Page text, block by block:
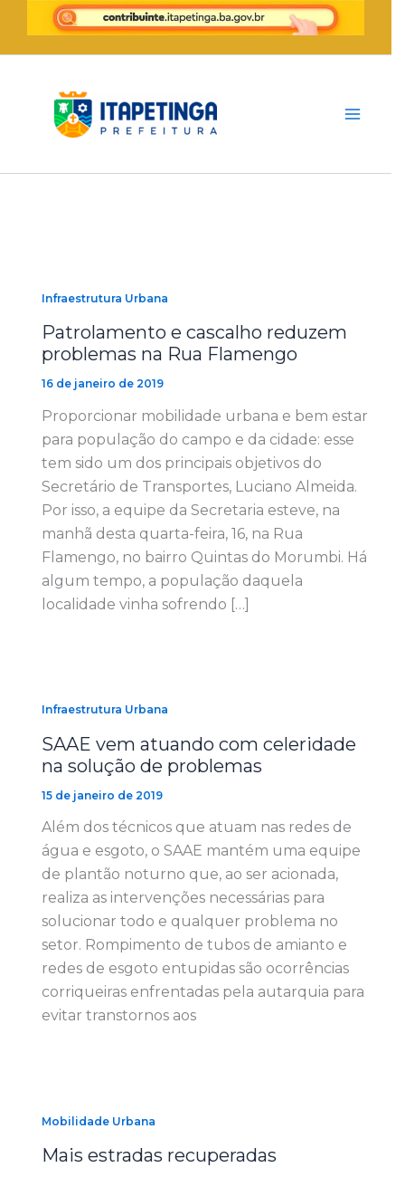
para
conteúdo
Infraestrutura Urbana
Patrolamento e cascalho reduzem
problemas na Rua Flamengo
16 de janeiro de 2019
Proporcionar mobilidade urbana e bem estar
para população do campo e da cidade: esse
tem sido um dos principais objetivos do
Secretário de Transportes, Luciano Almeida.
Por isso, a equipe da Secretaria esteve, na
manhã desta quarta-feira, 16, na Rua
Flamengo, no bairro Quintas do Morumbi. Há
algum tempo, a população daquela
localidade vinha sofrendo […]
Infraestrutura Urbana
SAAE vem atuando com celeridade
na solução de problemas
15 de janeiro de 2019
Além dos técnicos que atuam nas redes de
água e esgoto, o SAAE mantém uma equipe
de plantão noturno que, ao ser acionada,
realiza as intervenções necessárias para
solucionar todo e qualquer problema no
setor. Rompimento de tubos de amianto e
redes de esgoto entupidas são ocorrências
corriqueiras enfrentadas pela autarquia para
evitar transtornos aos
Mobilidade Urbana
Mais estradas recuperadas